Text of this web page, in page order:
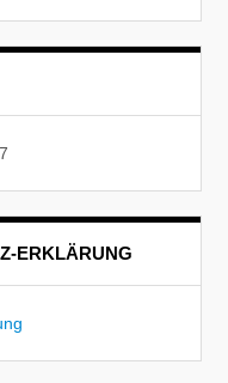
ERKLÄRUNG